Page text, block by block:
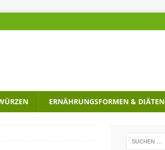
ERNÄHRUNGSFORMEN & DIÄTEN